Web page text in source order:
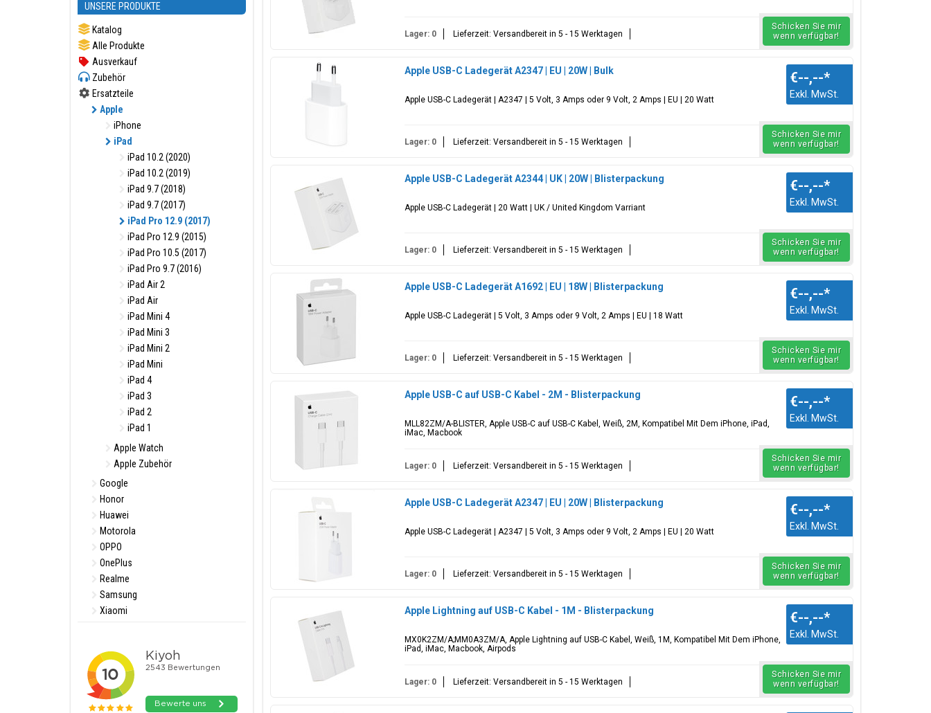
UNSERE PRODUKTE
Katalog
Alle Produkte
Ausverkauf
Zubehör
Ersatzteile
Apple
iPhone
iPad
iPad 10.2 (2020)
iPad 10.2 (2019)
iPad 9.7 (2018)
iPad 9.7 (2017)
iPad Pro 12.9 (2017)
iPad Pro 12.9 (2015)
iPad Pro 10.5 (2017)
iPad Pro 9.7 (2016)
iPad Air 2
iPad Air
iPad Mini 4
iPad Mini 3
iPad Mini 2
iPad Mini
iPad 4
iPad 3
iPad 2
iPad 1
Apple Watch
Apple Zubehör
Google
Honor
Huawei
Motorola
OPPO
OnePlus
Realme
Samsung
Xiaomi
Lager: 0 Lieferzeit: Versandbereit in 5 - 15 Werktagen
Schicken Sie mir
wenn verfügbar!
Apple USB-C Ladegerät A2347 | EU | 20W | Bulk
Apple USB-C Ladegerät | A2347 | 5 Volt, 3 Amps oder 9 Volt, 2 Amps | EU | 20 Watt
€--,--*
Exkl. MwSt.
Lager: 0 Lieferzeit: Versandbereit in 5 - 15 Werktagen
Schicken Sie mir
wenn verfügbar!
Apple USB-C Ladegerät A2344 | UK | 20W | Blisterpackung
Apple USB-C Ladegerät | 20 Watt | UK / United Kingdom Varriant
€--,--*
Exkl. MwSt.
Lager: 0 Lieferzeit: Versandbereit in 5 - 15 Werktagen
Schicken Sie mir
wenn verfügbar!
Apple USB-C Ladegerät A1692 | EU | 18W | Blisterpackung
Apple USB-C Ladegerät | 5 Volt, 3 Amps oder 9 Volt, 2 Amps | EU | 18 Watt
€--,--*
Exkl. MwSt.
Lager: 0 Lieferzeit: Versandbereit in 5 - 15 Werktagen
Schicken Sie mir
wenn verfügbar!
Apple USB-C auf USB-C Kabel - 2M - Blisterpackung
MLL82ZM/A-BLISTER, Apple USB-C auf USB-C Kabel, Weiß, 2M, Kompatibel Mit Dem iPhone, iPad,
iMac, Macbook
€--,--*
Exkl. MwSt.
Lager: 0 Lieferzeit: Versandbereit in 5 - 15 Werktagen
Schicken Sie mir
wenn verfügbar!
Apple USB-C Ladegerät A2347 | EU | 20W | Blisterpackung
Apple USB-C Ladegerät | A2347 | 5 Volt, 3 Amps oder 9 Volt, 2 Amps | EU | 20 Watt
€--,--*
Exkl. MwSt.
Lager: 0 Lieferzeit: Versandbereit in 5 - 15 Werktagen
Schicken Sie mir
wenn verfügbar!
Apple Lightning auf USB-C Kabel - 1M - Blisterpackung
MX0K2ZM/A;MM0A3ZM/A, Apple Lightning auf USB-C Kabel, Weiß, 1M, Kompatibel Mit Dem iPhone,
iPad, iMac, Macbook, Airpods
€--,--*
Exkl. MwSt.
Lager: 0 Lieferzeit: Versandbereit in 5 - 15 Werktagen
Schicken Sie mir
wenn verfügbar!